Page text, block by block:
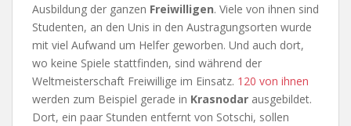
Ausbildung der ganzen Freiwilligen. Viele von ihnen sind
Studenten, an den Unis in den Austragungsorten wurde
mit viel Aufwand um Helfer geworben. Und auch dort,
wo keine Spiele stattfinden, sind während der
Weltmeisterschaft Freiwillige im Einsatz. 120 von ihnen
werden zum Beispiel gerade in Krasnodar ausgebildet.
Dort, ein paar Stunden entfernt von Sotschi, sollen